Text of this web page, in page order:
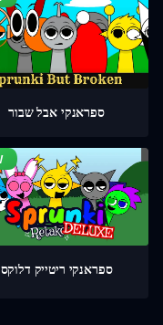
ספראנקי אבל שבור
ספראנקי ריטייק דלוקס